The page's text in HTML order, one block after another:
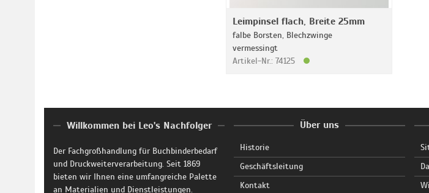
Leimpinsel flach, Breite 25mm
falbe Borsten, Blechzwinge
vermessingt
Artikel-Nr.: 74125
Willkommen bei Leo's Nachfolger
Der Fachgroßhandlung für Buchbinderbedarf
und Druckweiterverarbeitung. Seit 1869
bieten wir Ihnen eine umfangreiche Palette
an Materialien und Dienstleistungen.
Über uns
Historie
Geschäftsleitung
Kontakt